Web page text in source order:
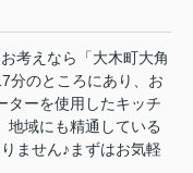
考えなら「大木町大角
分のところにあり、お
ターを使用したキッチ
地域にも精通している
ません♪まずはお気軽